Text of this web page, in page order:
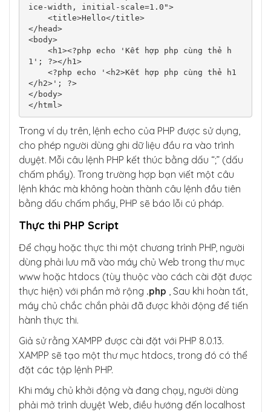
ice-width, initial-scale=1.0">
</head>
<body>
1'; ?></h1>
</h2>'; ?>
</body>
</html>
Trong ví dụ trên, lệnh echo của PHP được sử dụng,
cho phép người dùng ghi dữ liệu đầu ra vào trình
duyệt. Mỗi câu lệnh PHP kết thúc bằng dấu “;” (dấu
chấm phẩy). Trong trường hợp bạn viết một câu
lệnh khác mà không hoàn thành câu lệnh đầu tiên
bằng dấu chấm phẩy, PHP sẽ báo lỗi cú pháp.
Thực thi PHP Script
Để chạy hoặc thực thi một chương trình PHP, người
dùng phải lưu mã vào máy chủ Web trong thư mục
www hoặc htdocs (tùy thuộc vào cách cài đặt được
thực hiện) với phần mở rộng .php , Sau khi hoàn tất,
máy chủ chắc chắn phải đã được khởi động để tiến
hành thực thi.
Giả sử rằng XAMPP được cài đặt với PHP 8.0.13.
XAMPP sẽ tạo một thư mục htdocs, trong đó có thể
đặt các tập lệnh PHP.
Khi máy chủ khởi động và đang chạy, người dùng
phải mở trình duyệt Web, điều hướng đến localhost